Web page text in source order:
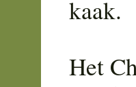
kaak.
Het